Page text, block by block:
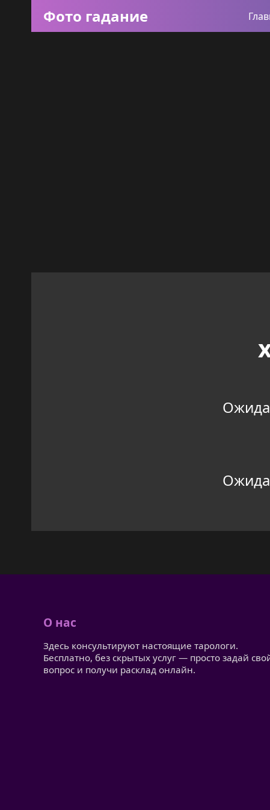
Фото гадание
О нас
Здесь консультируют настоящие тарологи.
Бесплатно, без скрытых услуг — просто задай
вопрос и получи расклад онлайн.